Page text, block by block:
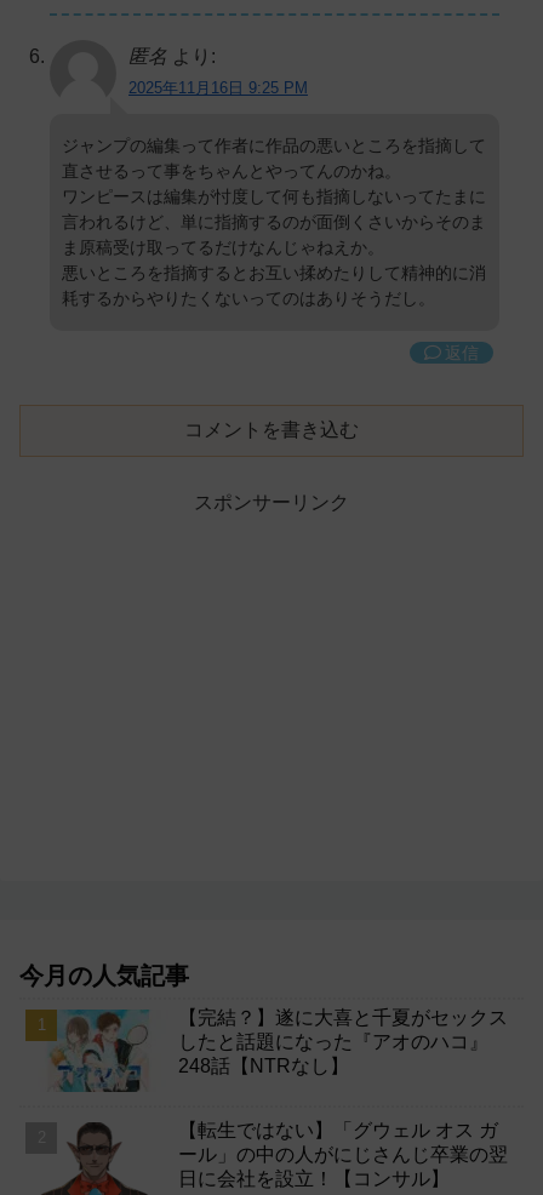
匿名 より:
2025年11月16日 9:25 PM
ジャンプの編集って作者に作品の悪いところを指摘して
直させるって事をちゃんとやってんのかね。
ワンピースは編集が忖度して何も指摘しないってたまに
言われるけど、単に指摘するのが面倒くさいからそのま
ま原稿受け取ってるだけなんじゃねえか。
悪いところを指摘するとお互い揉めたりして精神的に消
耗するからやりたくないってのはありそうだし。
返信
コメントを書き込む
スポンサーリンク
今月の人気記事
【完結？】遂に大喜と千夏がセックス
したと話題になった『アオのハコ』
248話【NTRなし】
【転生ではない】「グウェル オス ガ
ール」の中の人がにじさんじ卒業の翌
日に会社を設立！【コンサル】